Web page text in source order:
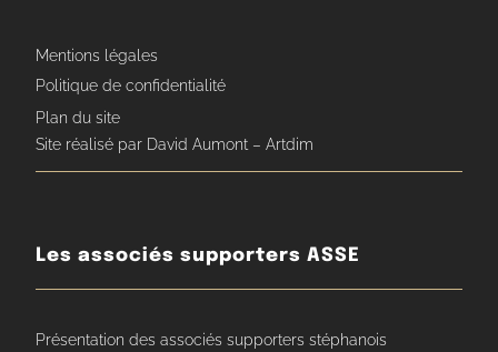
Mentions légales
Politique de confidentialité
Plan du site
Site réalisé par David Aumont – Artdim
Les associés supporters ASSE
Présentation des associés supporters stéphanois